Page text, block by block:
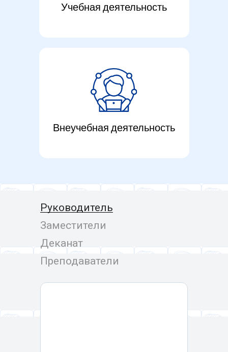
Учебная деятельность
Внеучебная деятельность
Руководитель
Заместители
Деканат
Преподаватели